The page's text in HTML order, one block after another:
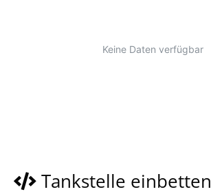
Tankstelle einbetten